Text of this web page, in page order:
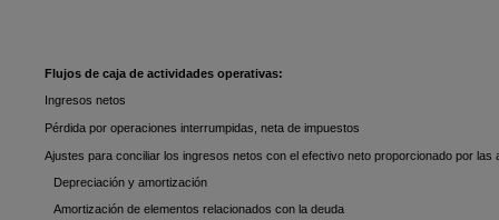
Flujos de caja de actividades operativas:
Ingresos netos
Pérdida por operaciones interrumpidas, neta de impuestos
Ajustes para conciliar los ingresos netos con el efectivo neto proporcionado por
Depreciación y amortización
Amortización de elementos relacionados con la deuda